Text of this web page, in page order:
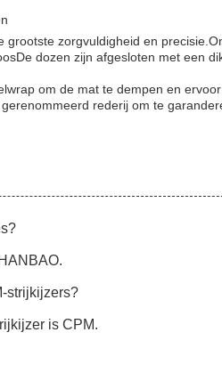
grootste zorgvuldigheid en
dozen zijn afgesloten met een
om de mat te dempen en
rederij om te
strijkijzers?
is CPM.